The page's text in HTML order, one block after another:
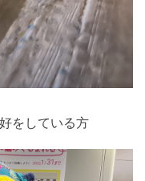
をしている方